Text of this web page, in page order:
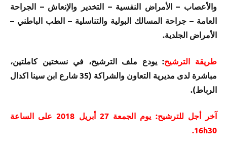
والأعصاب – الأمراض النفسية – التخدير والإنعاش – الجراحة
العامة – جراحة المسالك البولية والتناسلية – الطب الباطني –
الأمراض الجلدية.
طريقة الترشيح: يودع ملف الترشيح، في نسختين كاملتين،
مباشرة لدى مديرية التعاون والشراكة (35 شارع ابن سينا اكدال
الرباط).
آخر أجل للترشيح: يوم الجمعة 27 أبريل 2018 على الساعة
16h30.